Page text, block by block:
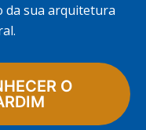
da sua arquitetura
O